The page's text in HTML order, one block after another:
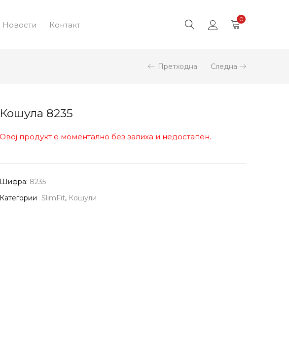
Новости Контакт
0
Претходна Следна
Кошула 8235
Овој продукт е моментално без залиха и недостапен.
Шифра: 8235
Категории
SlimFit, Кошули